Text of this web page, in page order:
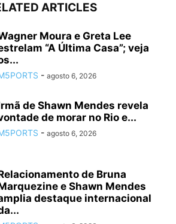
ARTICLES
Moura e Greta Lee
“A Última Casa”; veja
- agosto 6, 2026
de Shawn Mendes revela
de morar no Rio e...
- agosto 6, 2026
de Bruna
e Shawn Mendes
destaque internacional